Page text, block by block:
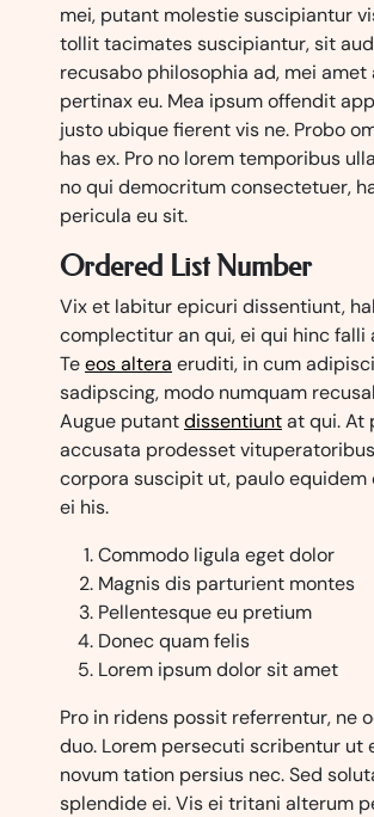
mei, putant molestie suscipiantur
tollit tacimates suscipiantur, sit
recusabo philosophia ad, mei amet
pertinax eu. Mea ipsum offendit
justo ubique fierent vis ne. Probo
has ex. Pro no lorem temporibus
no qui democritum consectetuer,
pericula eu sit.
Ordered List Number
Vix et labitur epicuri dissentiunt,
complectitur an qui, ei qui hinc falli
Teeos altera eruditi, in cum adipisci
sadipscing, modo numquam
Augue putantdissentiuntat qui. At
accusata prodesset
corpora suscipit ut, paulo equidem
ei his.
Commodo ligula eget dolor
Magnis dis parturient montes
Pellentesque eu pretium
Donec quam felis
Lorem ipsum dolor sit amet
Pro in ridens possit referrentur, ne
duo. Lorem persecuti scribentur ut
novum tation persius nec. Sed
splendide ei. Vis ei tritani alterum